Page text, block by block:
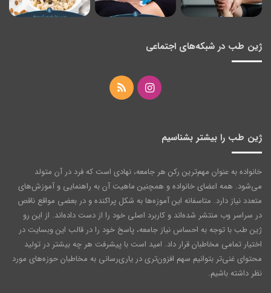
ژین طب در شبکه‌های اجتماعی
اینستاگرامخوراک
ژین طب را بیشتر بشناسیم
خانواده به عنوان مهم‌ترین رکن هر جامعه‌، نهادی است که فرد در آن متولد
می‌شود. همه اعضای خانواده و همچنین ماهیت آن به راهنمایی و آموزش‌های
متعدد نیاز دارد. متاسفانه این آموزه‌ها به شکل پراکنده و در بعضی مواقع ناقص
در سراسر وب منتشر شده‌اند و کاربرد اصلی خود را از دست داده‌اند. از این رو
ژین طب با توجه به احساس نیاز جامعه، پاسخ خود را در قالب این وبسایت در
اختیار تمامی مخاطبان قرار داد. امید است با پیشرفت هر چه بیشتر در تولید
محتوای غنی‌تر بتوانیم سهم افزون‌تری در یاری‌رسانی به مخاطبان حوزه‌های مورد
نظر داشته باشیم.